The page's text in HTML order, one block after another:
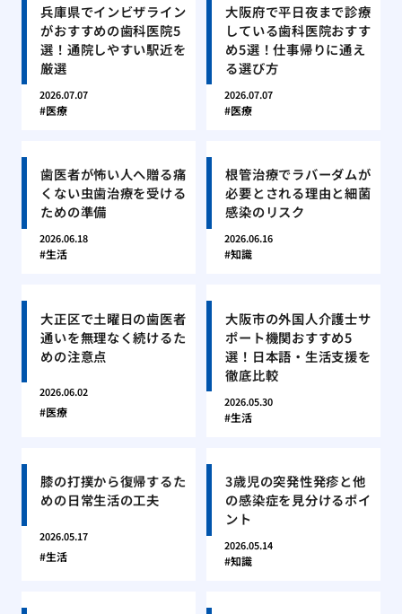
兵庫県でインビザライン
がおすすめの歯科医院5
選！通院しやすい駅近を
厳選
2026.07.07
医療
大阪府で平日夜まで診療
している歯科医院おすす
め5選！仕事帰りに通え
る選び方
2026.07.07
医療
歯医者が怖い人へ贈る痛
くない虫歯治療を受ける
ための準備
2026.06.18
生活
根管治療でラバーダムが
必要とされる理由と細菌
感染のリスク
2026.06.16
知識
大正区で土曜日の歯医者
通いを無理なく続けるた
めの注意点
2026.06.02
医療
大阪市の外国人介護士サ
ポート機関おすすめ5
選！日本語・生活支援を
徹底比較
2026.05.30
生活
膝の打撲から復帰するた
めの日常生活の工夫
2026.05.17
生活
3歳児の突発性発疹と他
の感染症を見分けるポイ
ント
2026.05.14
知識